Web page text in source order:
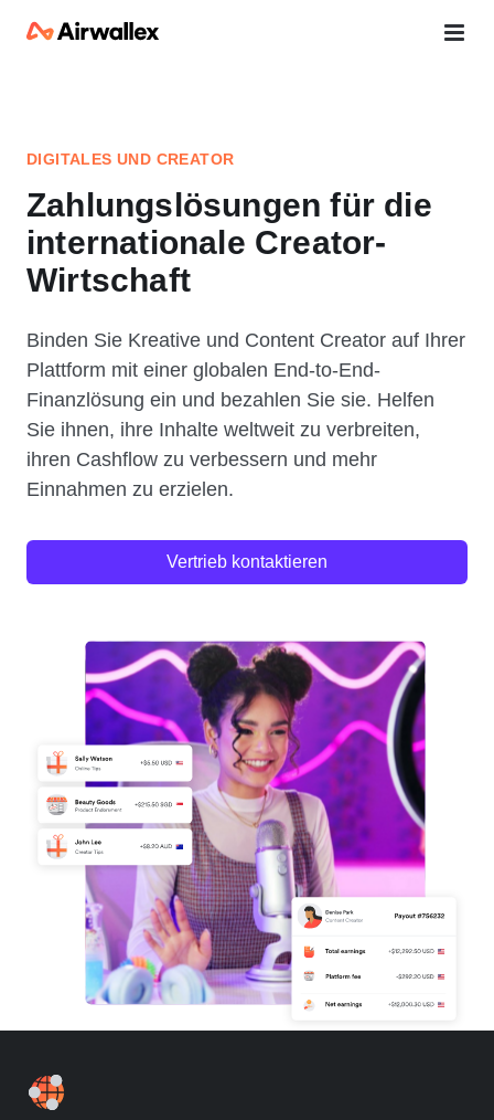
DIGITALES UND CREATOR
Zahlungslösungen für die
internationale Creator-
Wirtschaft
Binden Sie Kreative und Content Creator auf Ihrer
Plattform mit einer globalen End-to-End-
Finanzlösung ein und bezahlen Sie sie. Helfen
Sie ihnen, ihre Inhalte weltweit zu verbreiten,
ihren Cashflow zu verbessern und mehr
Einnahmen zu erzielen.
Vertrieb kontaktieren